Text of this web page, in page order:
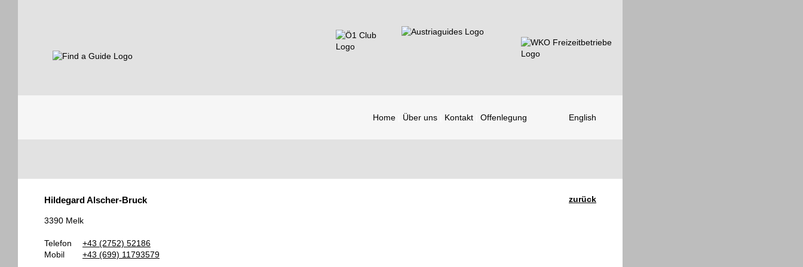
Home Über uns Kontakt Offenlegung English
Guides
zurück
Hildegard Alscher-Bruck
3390 Melk
Telefon
+43 (2752) 52186
Mobil
+43 (699) 11793579